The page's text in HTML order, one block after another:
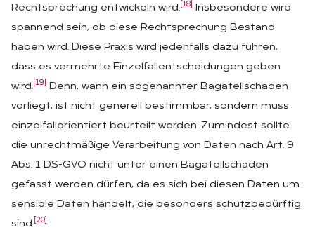
Rechtsprechung entwickeln wird. [18]
Insbesondere wird
spannend sein, ob diese Rechtsprechung Bestand
haben wird. Diese Praxis wird jedenfalls dazu führen,
dass es vermehrte Einzelfallentscheidungen geben
wird. [19]
Denn, wann ein sogenannter Bagatellschaden
vorliegt, ist nicht generell bestimmbar, sondern muss
einzelfallorientiert beurteilt werden. Zumindest sollte
die unrechtmäßige Verarbeitung von Daten nach Art. 9
Abs. 1 DS-GVO nicht unter einen Bagatellschaden
gefasst werden dürfen, da es sich bei diesen Daten um
sensible Daten handelt, die besonders schutzbedürftig
sind. [20]